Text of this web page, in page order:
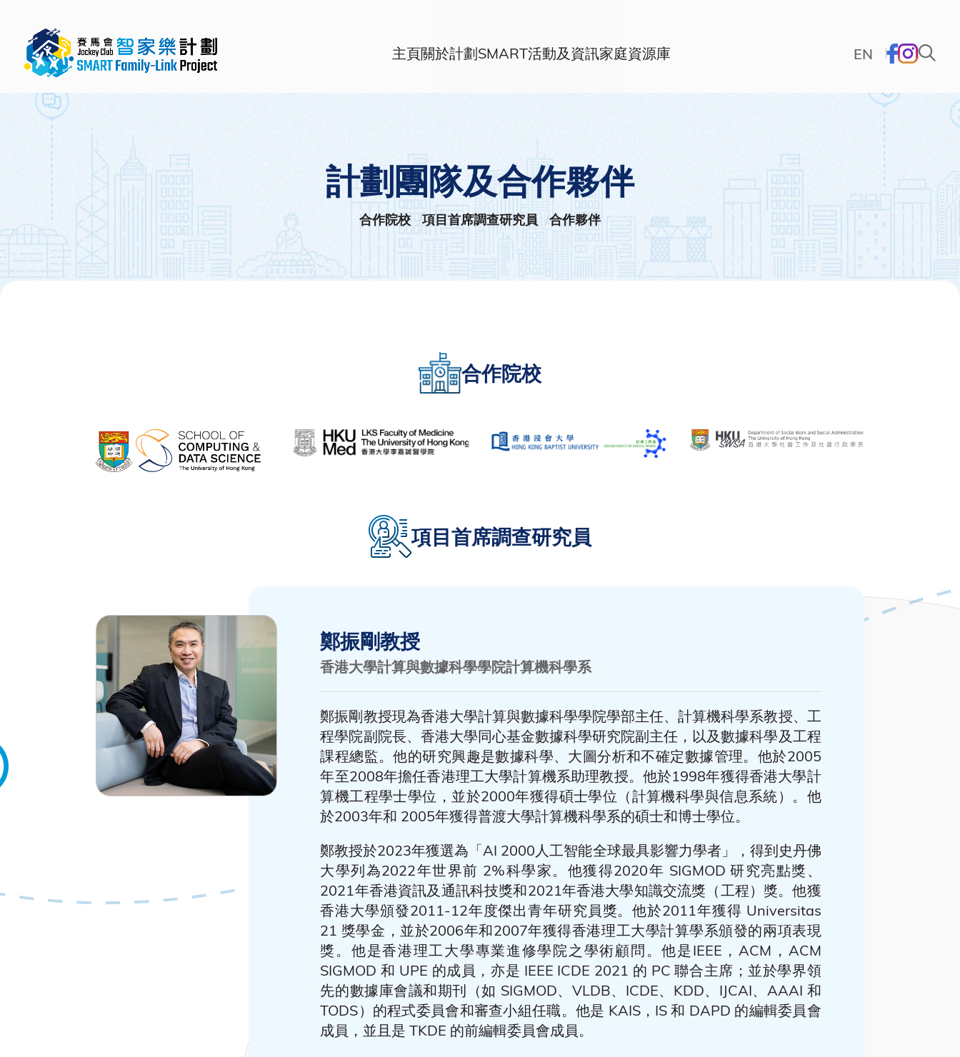
主頁關於計劃SMART活動及資訊家庭資源庫 EN
計劃團隊及合作夥伴
合作院校 項目首席調查研究員 合作夥伴
合作院校
項目首席調查研究員
鄭振剛教授
香港大學計算與數據科學學院計算機科學系
鄭振剛教授現為香港大學計算與數據科學學院學部主任、計算機科學系教授、工
程學院副院長、香港大學同心基金數據科學研究院副主任，以及數據科學及工程
課程總監。他的研究興趣是數據科學、大圖分析和不確定數據管理。他於2005
年至2008年擔任香港理工大學計算機系助理教授。他於1998年獲得香港大學計
算機工程學士學位，並於2000年獲得碩士學位（計算機科學與信息系統）。他
於2003年和 2005年獲得普渡大學計算機科學系的碩士和博士學位。
鄭教授於2023年獲選為「AI 2000人工智能全球最具影響力學者」，得到史丹佛
大學列為2022年世界前 2%科學家。他獲得2020年 SIGMOD 研究亮點獎、
2021年香港資訊及通訊科技獎和2021年香港大學知識交流獎（工程）獎。他獲
香港大學頒發2011-12年度傑出青年研究員獎。他於2011年獲得 Universitas
21 獎學金，並於2006年和2007年獲得香港理工大學計算學系頒發的兩項表現
獎。他是香港理工大學專業進修學院之學術顧問。他是IEEE，ACM，ACM
SIGMOD 和 UPE 的成員，亦是 IEEE ICDE 2021 的 PC 聯合主席；並於學界領
先的數據庫會議和期刊（如 SIGMOD、VLDB、ICDE、KDD、IJCAI、AAAI 和
TODS）的程式委員會和審查小組任職。他是 KAIS，IS 和 DAPD 的編輯委員會
成員，並且是 TKDE 的前編輯委員會成員。